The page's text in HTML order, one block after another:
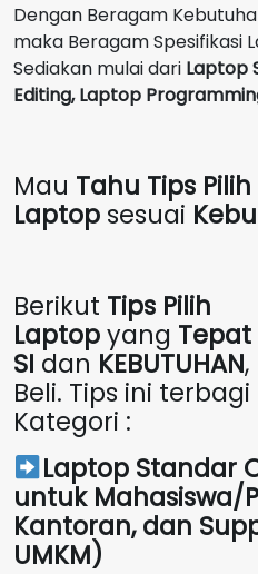
Dengan Beragam
maka Beragam Spesifikasi
Sediakan mulai dari Laptop
Editing, Laptop
Mau Tahu Tips Pilih
Laptop sesuai
Berikut Tips Pilih
Laptopyang Tepat
SI dan KEBUTUHAN
Beli. Tips ini
Kategori :
Laptop Standar
untuk Mahasiswa/
Kantoran, dan
UMKM)